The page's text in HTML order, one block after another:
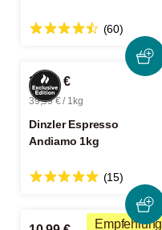
(60)
39,99 €
39,99 € / 1kg
Dinzler Espresso
Andiamo 1kg
(15)
Empfehlung